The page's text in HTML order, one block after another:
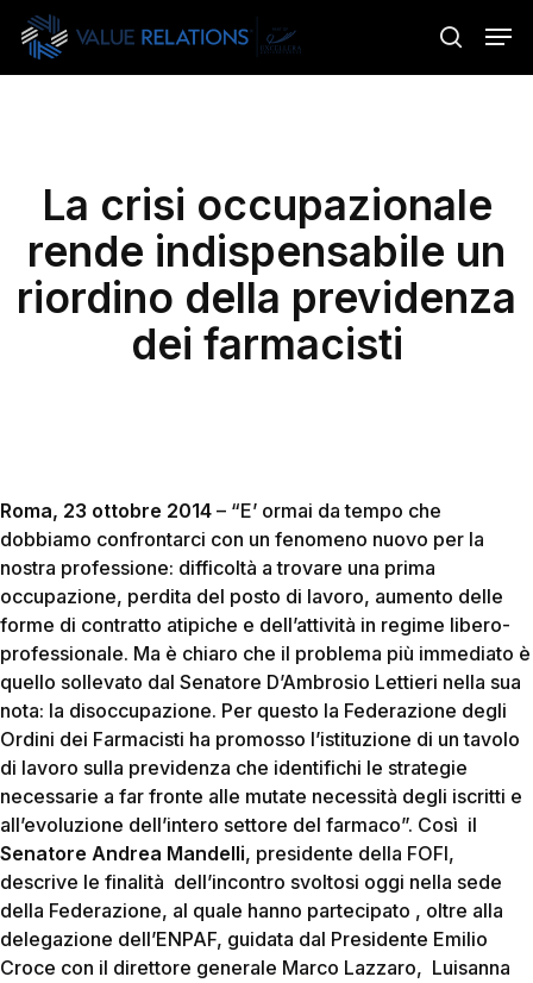
Skip
main
search
La crisi occupazionale
rende indispensabile un
riordino della previdenza
dei farmacisti
Roma, 23 ottobre 2014 – “E’ ormai da tempo che
dobbiamo confrontarci con un fenomeno nuovo per la
nostra professione: difficoltà a trovare una prima
occupazione, perdita del posto di lavoro, aumento delle
forme di contratto atipiche e dell’attività in regime libero-
professionale. Ma è chiaro che il problema più immediato è
quello sollevato dal Senatore D’Ambrosio Lettieri nella sua
nota: la disoccupazione. Per questo la Federazione degli
Ordini dei Farmacisti ha promosso l’istituzione di un tavolo
di lavoro sulla previdenza che identifichi le strategie
necessarie a far fronte alle mutate necessità degli iscritti e
all’evoluzione dell’intero settore del farmaco”. Così il
Senatore Andrea Mandelli, presidente della FOFI,
descrive le finalità dell’incontro svoltosi oggi nella sede
della Federazione, al quale hanno partecipato , oltre alla
delegazione dell’ENPAF, guidata dal Presidente Emilio
Croce con il direttore generale Marco Lazzaro, Luisanna